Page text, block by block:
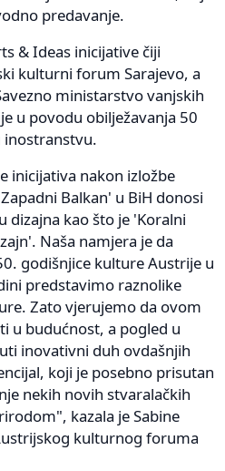
predavanje.
& Ideas inicijative čiji
kulturni forum Sarajevo, a
ministarstvo vanjskih
u povodu obilježavanja 50
inostranstvu.
inicijativa nakon izložbe
Balkan' u BiH donosi
dizajna kao što je 'Koralni
Naša namjera je da
godišnjice kulture Austrije u
predstavimo raznolike
Zato vjerujemo da ovom
u budućnost, a pogled u
inovativni duh ovdašnjih
koji je posebno prisutan
nekih novih stvaralačkih
kazala je Sabine
kulturnog foruma